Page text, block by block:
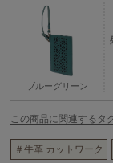
ブルーグリーン
この商品に関連するタ
＃牛革 カットワーク